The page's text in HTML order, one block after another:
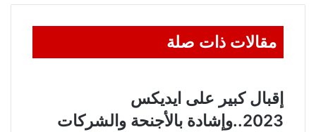
مقالات ذات صلة
إقبال كبير على ايديكس
2023..وإشادة بالأجنحة والشركات